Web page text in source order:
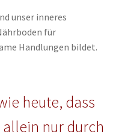
unser inneres
für
Handlungen bildet.
heute, dass
nur durch